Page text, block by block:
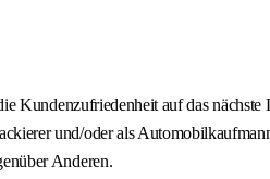
Kundenzufriedenheit auf das nächste
und/oder als
Anderen.